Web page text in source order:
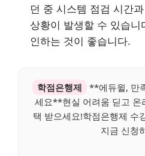
던 중 시스템 점검 시간
상황이 발생할 수 있습
인하는 것이 좋습니다.
학점은행제
**에듀윌, 만
세요**현실 어려움 딛고 온
택 받으세요!학점은행제 수
지금 신청